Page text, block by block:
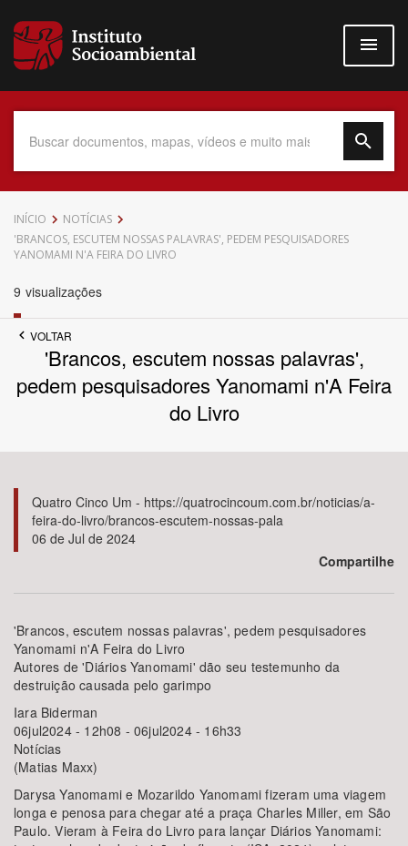
para
conteúdo
Data do Documento
Povo Indígena
Bioma / Bacia
Tema
Subtema
Área de Levantamento
Área Protegida
INÍCIO
NOTÍCIAS
'BRANCOS, ESCUTEM NOSSAS PALAVRAS', PEDEM PESQUISADORES
YANOMAMI N'A FEIRA DO LIVRO
9 visualizações
VOLTAR
'Brancos, escutem nossas palavras',
pedem pesquisadores Yanomami n'A Feira
do Livro
Quatro Cinco Um - https://quatrocincoum.com.br/noticias/a-
feira-do-livro/brancos-escutem-nossas-pala
06 de Jul de 2024
Compartilhe
'Brancos, escutem nossas palavras', pedem pesquisadores
Yanomami n'A Feira do Livro
Autores de 'Diários Yanomami' dão seu testemunho da
destruição causada pelo garimpo
Iara Biderman
06jul2024 - 12h08 - 06jul2024 - 16h33
Notícias
(Matias Maxx)
Darysa Yanomami e Mozarildo Yanomami fizeram uma viagem
longa e penosa para chegar até a praça Charles Miller, em São
Paulo. Vieram à Feira do Livro para lançar Diários Yanomami: